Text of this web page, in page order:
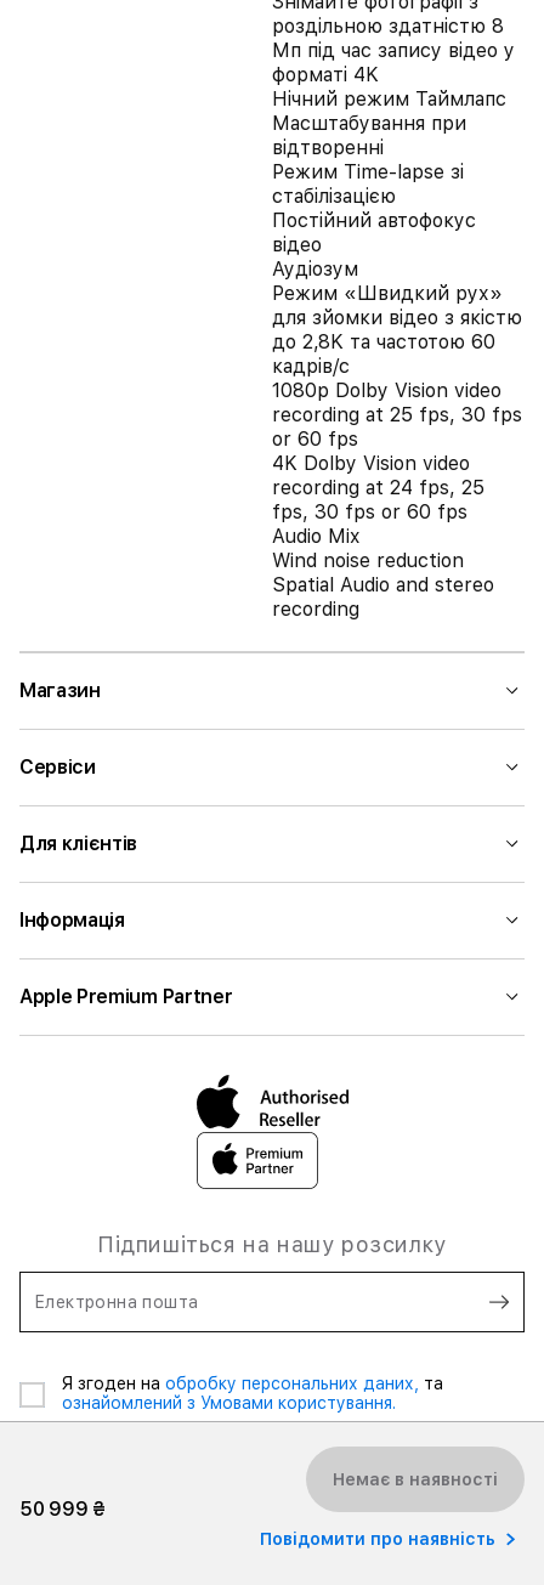
роздільною здатністю 8
Мп під час запису відео у
форматі 4K
Нічний режим Таймлапс
Масштабування при
відтворенні
Режим Time‑lapse зі
стабілізацією
Постійний автофокус
відео
Аудіозум
Режим «Швидкий рух»
для зйомки відео з якістю
до 2,8K та частотою 60
кадрів/с
1080p Dolby Vision video
recording at 25 fps, 30 fps
or 60 fps
4K Dolby Vision video
recording at 24 fps, 25
fps, 30 fps or 60 fps
Audio Mix
Wind noise reduction
Spatial Audio and stereo
recording
50 999 ₴
Немає в наявності
Повідомити про наявність
Магазин
Сервіси
Для клієнтів
Інформація
Apple Premium Partner
Підпишіться на нашу розсилку
Електронна пошта
Я згоден на обробку персональних даних, та
ознайомлений з Умовами користування.
2026 iSpace Ukraine. Всі права захищені.